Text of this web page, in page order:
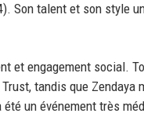
Son talent et son style
et engagement social.
tandis que
un événement très